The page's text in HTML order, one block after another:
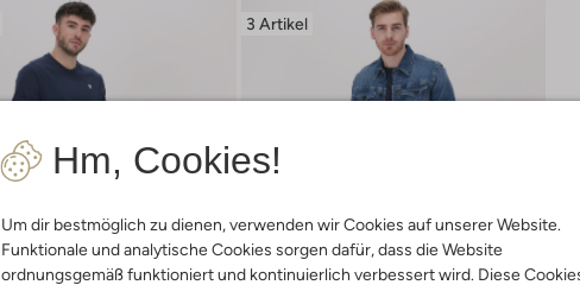
Hm, Cookies!
Um dir bestmöglich zu dienen, verwenden wir Cookies auf unserer Website.
Funktionale und analytische Cookies sorgen dafür, dass die Website
ordnungsgemäß funktioniert und kontinuierlich verbessert wird. Diese
3 Artikel